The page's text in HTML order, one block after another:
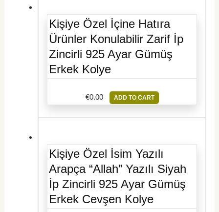
Kişiye Özel İçine Hatıra
Ürünler Konulabilir Zarif İp
Zincirli 925 Ayar Gümüş
Erkek Kolye
€0.00 ADD TO CART
Kişiye Özel İsim Yazılı
Arapça “Allah” Yazılı Siyah
İp Zincirli 925 Ayar Gümüş
Erkek Cevşen Kolye